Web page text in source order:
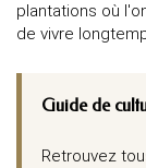
plantations où
de vivre
Guide de
Retrouvez